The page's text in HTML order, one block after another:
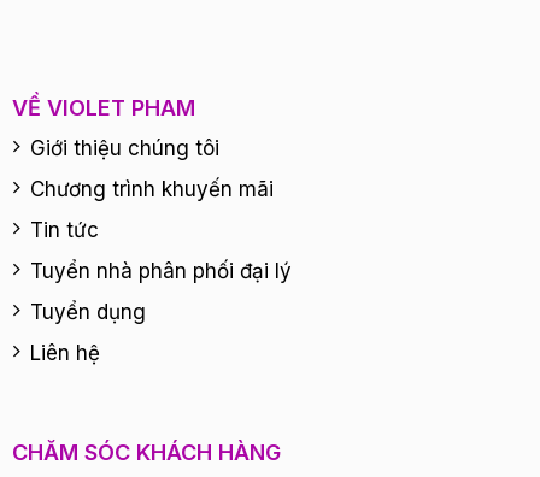
VỀ VIOLET PHAM
Giới thiệu chúng tôi
Chương trình khuyến mãi
Tin tức
Tuyển nhà phân phối đại lý
Tuyển dụng
Liên hệ
CHĂM SÓC KHÁCH HÀNG